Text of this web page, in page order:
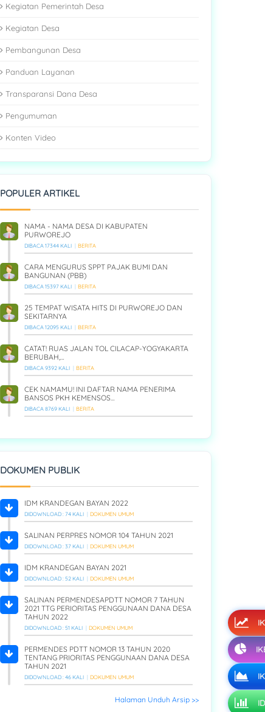
Kegiatan Pemerintah Desa
Kegiatan Desa
Pembangunan Desa
Panduan Layanan
Transparansi Dana Desa
Pengumuman
Konten Video
POPULER ARTIKEL
NAMA - NAMA DESA DI KABUPATEN
PURWOREJO
DIBACA 17344 KALI BERITA
CARA MENGURUS SPPT PAJAK BUMI DAN
BANGUNAN (PBB)
DIBACA 15397 KALI BERITA
25 TEMPAT WISATA HITS DI PURWOREJO DAN
SEKITARNYA
DIBACA 12095 KALI BERITA
CATAT! RUAS JALAN TOL CILACAP-YOGYAKARTA
BERUBAH,…
DIBACA 9392 KALI BERITA
CEK NAMAMU! INI DAFTAR NAMA PENERIMA
BANSOS PKH KEMENSOS…
DIBACA 8769 KALI BERITA
DOKUMEN PUBLIK
IDM KRANDEGAN BAYAN 2022
DIDOWNLOAD : 74 KALI DOKUMEN UMUM
SALINAN PERPRES NOMOR 104 TAHUN 2021
DIDOWNLOAD : 37 KALI DOKUMEN UMUM
IDM KRANDEGAN BAYAN 2021
DIDOWNLOAD : 52 KALI DOKUMEN UMUM
SALINAN PERMENDESAPDTT NOMOR 7 TAHUN
2021 TTG PERIORITAS PENGGUNAAN DANA DESA
TAHUN 2022
DIDOWNLOAD : 51 KALI DOKUMEN UMUM
PERMENDES PDTT NOMOR 13 TAHUN 2020
TENTANG PRIORITAS PENGGUNAAN DANA DESA
TAHUN 2021
DIDOWNLOAD : 46 KALI DOKUMEN UMUM
Halaman Unduh Arsip >>